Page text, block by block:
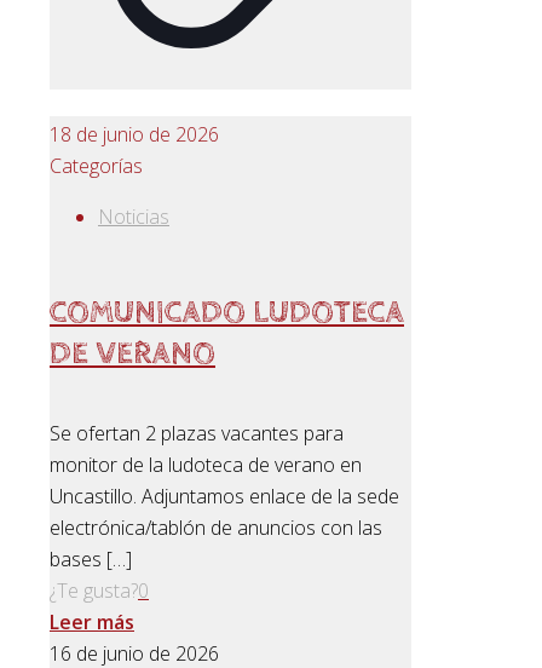
18 de junio de 2026
Categorías
Noticias
COMUNICADO LUDOTECA
DE VERANO
Se ofertan 2 plazas vacantes para
monitor de la ludoteca de verano en
Uncastillo. Adjuntamos enlace de la sede
electrónica/tablón de anuncios con las
bases […]
¿Te gusta?0
Leer más
16 de junio de 2026